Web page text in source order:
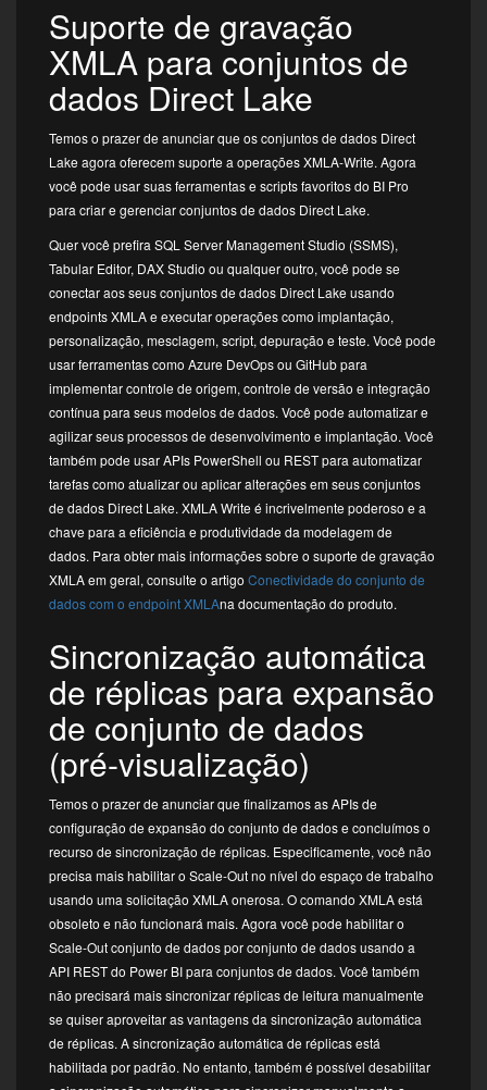
Suporte de gravação
XMLA para conjuntos de
dados Direct Lake
Temos o prazer de anunciar que os conjuntos de dados Direct
Lake agora oferecem suporte a operações XMLA-Write. Agora
você pode usar suas ferramentas e scripts favoritos do BI Pro
para criar e gerenciar conjuntos de dados Direct Lake.
Quer você prefira SQL Server Management Studio (SSMS),
Tabular Editor, DAX Studio ou qualquer outro, você pode se
conectar aos seus conjuntos de dados Direct Lake usando
endpoints XMLA e executar operações como implantação,
personalização, mesclagem, script, depuração e teste. Você pode
usar ferramentas como Azure DevOps ou GitHub para
implementar controle de origem, controle de versão e integração
contínua para seus modelos de dados. Você pode automatizar e
agilizar seus processos de desenvolvimento e implantação. Você
também pode usar APIs PowerShell ou REST para automatizar
tarefas como atualizar ou aplicar alterações em seus conjuntos
de dados Direct Lake. XMLA Write é incrivelmente poderoso e a
chave para a eficiência e produtividade da modelagem de
dados. Para obter mais informações sobre o suporte de gravação
XMLA em geral, consulte o artigo Conectividade do conjunto de
dados com o endpoint XMLAna documentação do produto.
Sincronização automática
de réplicas para expansão
de conjunto de dados
(pré-visualização)
Temos o prazer de anunciar que finalizamos as APIs de
configuração de expansão do conjunto de dados e concluímos o
recurso de sincronização de réplicas. Especificamente, você não
precisa mais habilitar o Scale-Out no nível do espaço de trabalho
usando uma solicitação XMLA onerosa. O comando XMLA está
obsoleto e não funcionará mais. Agora você pode habilitar o
Scale-Out conjunto de dados por conjunto de dados usando a
API REST do Power BI para conjuntos de dados. Você também
não precisará mais sincronizar réplicas de leitura manualmente
se quiser aproveitar as vantagens da sincronização automática
de réplicas. A sincronização automática de réplicas está
habilitada por padrão. No entanto, também é possível desabilitar